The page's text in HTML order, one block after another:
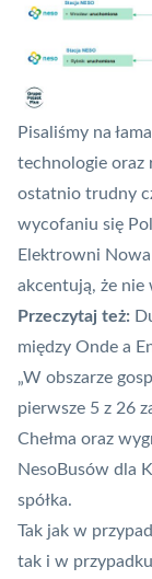
Pisaliśmy na
technologie oraz
ostatnio trudny
wycofaniu się
Elektrowni Nowa
akcentują, że
Przeczytaj też:
między Onde a
„W obszarze
pierwsze 5 z 26
Chełma oraz
NesoBusów dla
spółka.
Tak jak w
tak i w